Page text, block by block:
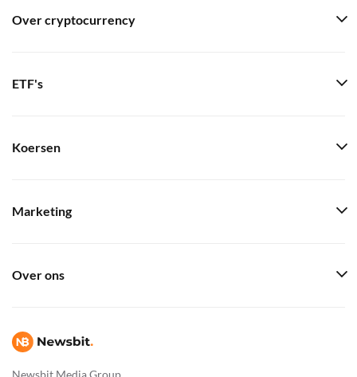
Newsbit Media Group
Over cryptocurrency
ETF's
Koersen
Marketing
Over ons